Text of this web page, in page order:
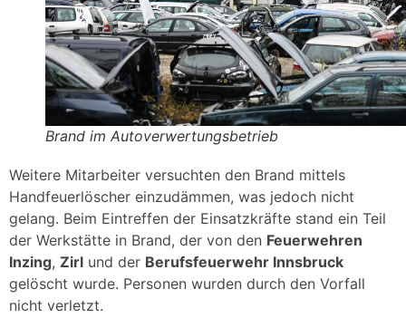
Brand im Autoverwertungsbetrieb
Weitere Mitarbeiter versuchten den Brand mittels
Handfeuerlöscher einzudämmen, was jedoch nicht
gelang. Beim Eintreffen der Einsatzkräfte stand ein Teil
der Werkstätte in Brand, der von den Feuerwehren
Inzing, Zirl und der Berufsfeuerwehr Innsbruck
gelöscht wurde. Personen wurden durch den Vorfall
nicht verletzt.